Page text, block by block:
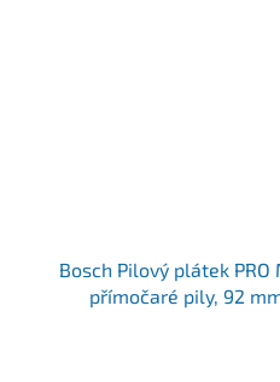
Bosch Pilový plátek PRO
přímočaré pily, 92